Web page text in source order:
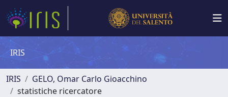
IRIS
IRIS
GELO, Omar Carlo Gioacchino
statistiche ricercatore